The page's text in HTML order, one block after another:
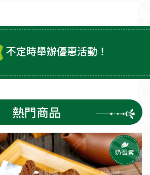
不定時舉辦優惠活動！
熱門商品
奶蛋素